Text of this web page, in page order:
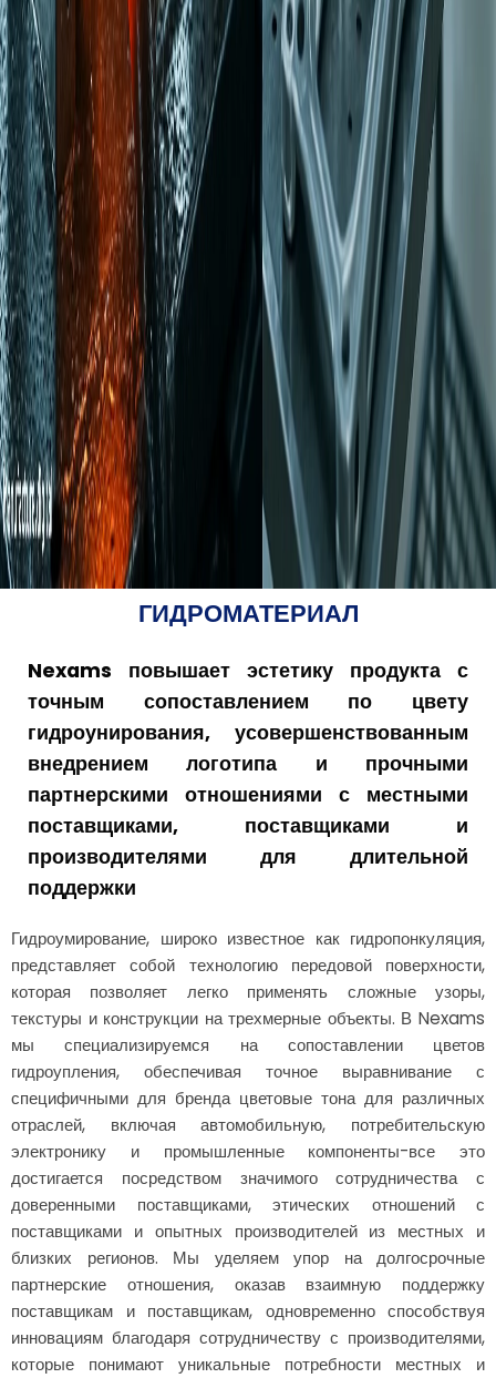
ГИДРОМАТЕРИАЛ
Nexams повышает эстетику продукта с
точным сопоставлением по цвету
гидроунирования, усовершенствованным
внедрением логотипа и прочными
партнерскими отношениями с местными
поставщиками, поставщиками и
производителями для длительной
поддержки
Гидроумирование, широко известное как гидропонкуляция,
представляет собой технологию передовой поверхности,
которая позволяет легко применять сложные узоры,
текстуры и конструкции на трехмерные объекты. В Nexams
мы специализируемся на сопоставлении цветов
гидроупления, обеспечивая точное выравнивание с
специфичными для бренда цветовые тона для различных
отраслей, включая автомобильную, потребительскую
электронику и промышленные компоненты-все это
достигается посредством значимого сотрудничества с
доверенными поставщиками, этических отношений с
поставщиками и опытных производителей из местных и
близких регионов. Мы уделяем упор на долгосрочные
партнерские отношения, оказав взаимную поддержку
поставщикам и поставщикам, одновременно способствуя
инновациям благодаря сотрудничеству с производителями,
которые понимают уникальные потребности местных и